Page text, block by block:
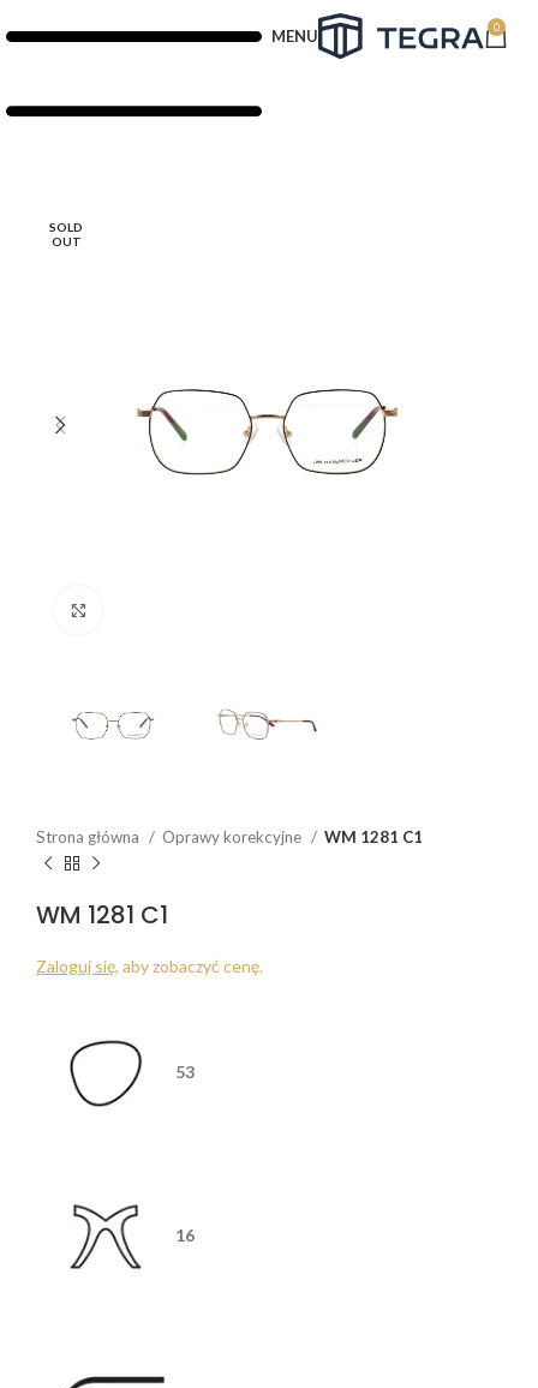
MENU 0
SOLD
OUT
Strona główna Oprawy korekcyjne WM 1281 C1
WM 1281 C1
Zaloguj się, aby zobaczyć cenę.
53
16